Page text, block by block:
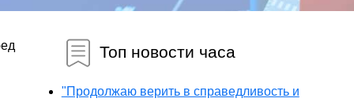
Топ новости часа
"Продолжаю верить в справедливость и